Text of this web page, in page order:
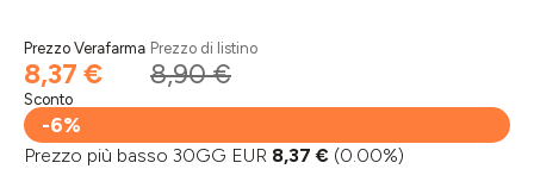
Prezzo Verafarma
8,37 €
Prezzo di listino
8,90 €
Sconto
-6%
Prezzo più basso 30GG EUR 8,37 € (0.00%)